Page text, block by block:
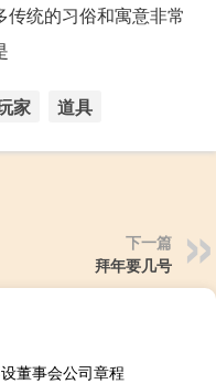
统的习俗和寓意非常
家 道具
下一篇
拜年要几号
董事会公司章程